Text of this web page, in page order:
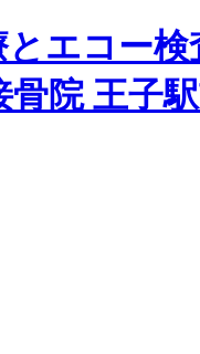
とエコー
院 王子駅